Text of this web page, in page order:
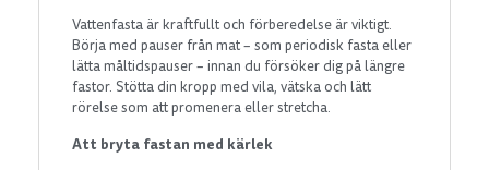
Vattenfasta är kraftfullt och förberedelse är viktigt.
Börja med pauser från mat – som periodisk fasta eller
lätta måltidspauser – innan du försöker dig på längre
fastor. Stötta din kropp med vila, vätska och lätt
rörelse som att promenera eller stretcha.
Att bryta fastan med kärlek